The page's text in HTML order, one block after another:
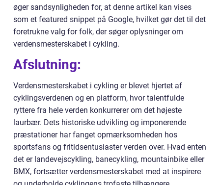
øger sandsynligheden for, at denne artikel kan vises
som et featured snippet på Google, hvilket gør det til det
foretrukne valg for folk, der søger oplysninger om
verdensmesterskabet i cykling.
Afslutning:
Verdensmesterskabet i cykling er blevet hjertet af
cyklingsverdenen og en platform, hvor talentfulde
ryttere fra hele verden konkurrerer om det højeste
laurbær. Dets historiske udvikling og imponerende
præstationer har fanget opmærksomheden hos
sportsfans og fritidsentusiaster verden over. Hvad enten
det er landevejscykling, banecykling, mountainbike eller
BMX, fortsætter verdensmesterskabet med at inspirere